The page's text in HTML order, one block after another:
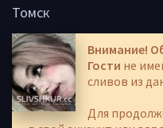
Томск
Внимание!
Гости не
сливов из
Для